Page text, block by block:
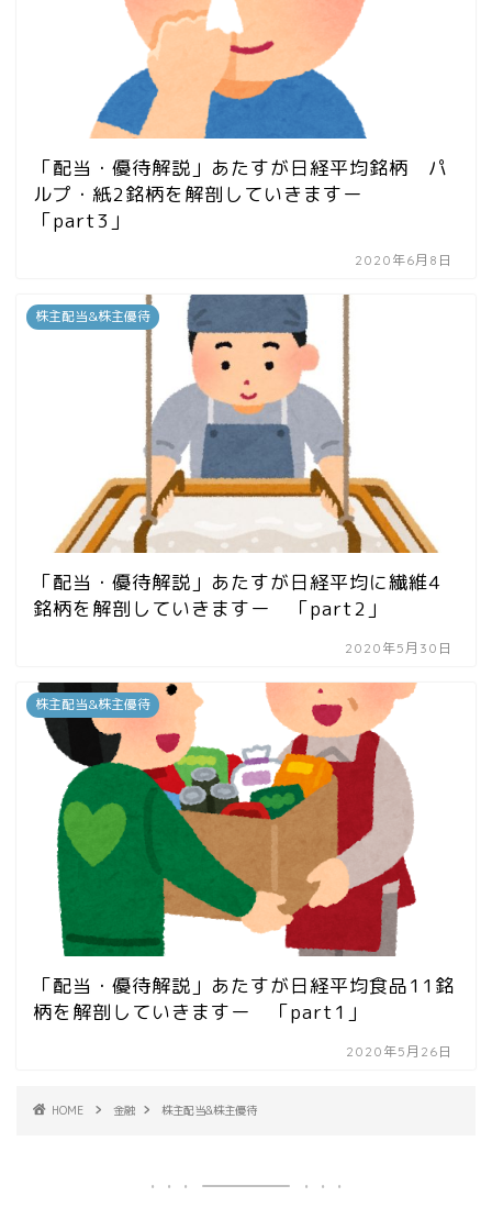
「配当・優待解説」あたすが日経平均銘柄 パ
ルプ・紙2銘柄を解剖していきますー
「part3」
2020年6月8日
株主配当&株主優待
「配当・優待解説」あたすが日経平均に繊維4
銘柄を解剖していきますー 「part2」
2020年5月30日
株主配当&株主優待
「配当・優待解説」あたすが日経平均食品11銘
柄を解剖していきますー 「part1」
2020年5月26日
HOME 金融 株主配当&株主優待